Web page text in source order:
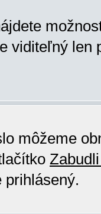
viditeľný len
môžeme
prihlásený.